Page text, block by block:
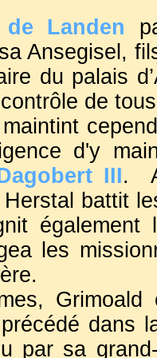
de Landen
Ansegisel,
du palais
de
d'y
III.
battit
les
dans
par sa
en
à jour
sont